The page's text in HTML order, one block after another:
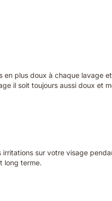
plus doux à chaque lavage
il soit toujours aussi doux et
sur votre visage
long terme.